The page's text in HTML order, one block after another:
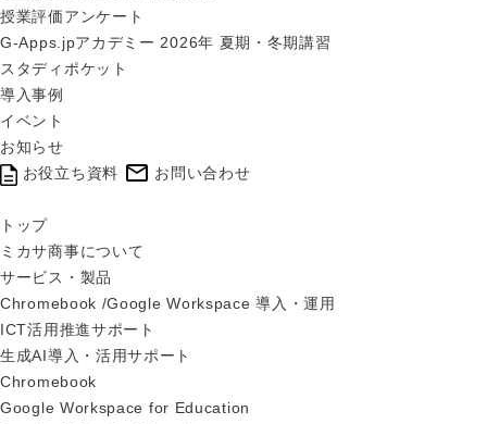
授業評価アンケート
G-Apps.jpアカデミー 2026年 夏期・冬期講習
スタディポケット
導入事例
イベント
お知らせ
お役立ち資料
お問い合わせ
トップ
ミカサ商事について
サービス・製品
Chromebook /Google Workspace 導入・運用
ICT活用推進サポート
生成AI導入・活用サポート
Chromebook
Google Workspace for Education